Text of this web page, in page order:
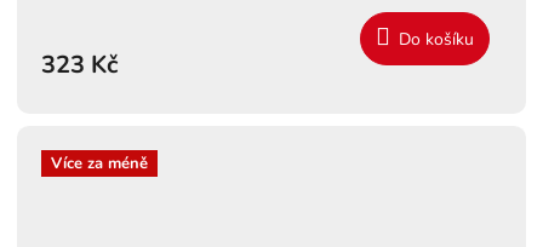
323 Kč
Do košíku
Více za méně